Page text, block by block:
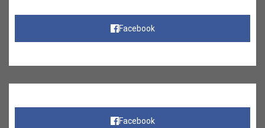
Facebook
Facebook